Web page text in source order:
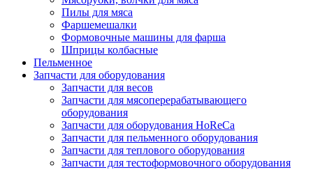
Пилы для мяса
Фаршемешалки
Формовочные машины для фарша
Шприцы колбасные
Пельменное
Запчасти для оборудования
Запчасти для весов
Запчасти для мясоперерабатывающего
оборудования
Запчасти для оборудования HoReCa
Запчасти для пельменного оборудования
Запчасти для теплового оборудования
Запчасти для тестоформовочного оборудования